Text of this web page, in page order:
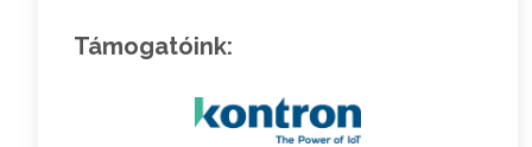
Támogatóink: